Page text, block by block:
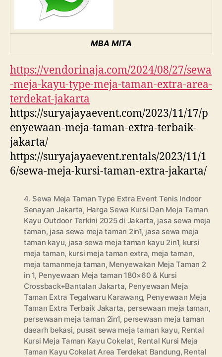
MBA MITA
https://vendorinaja.com/2024/08/27/sewa
-meja-kayu-type-meja-taman-extra-area-
terdekat-jakarta
https://suryajayaevent.com/2023/11/17/p
enyewaan-meja-taman-extra-terbaik-
jakarta/
https://suryajayaevent.rentals/2023/11/1
6/sewa-meja-kursi-taman-extra-jakarta/
4. Sewa Meja Taman Type Extra Event Tenis Indoor
Senayan Jakarta, Harga Sewa Kursi Dan Meja Taman
Kayu Outdoor Terkini 2025 di Jakarta, jasa sewa meja
taman, jasa sewa meja taman 2in1, jasa sewa meja
taman kayu, jasa sewa meja taman kayu 2in1, kursi
meja taman, kursi meja taman extra, meja taman,
meja tamanmeja taman, Menyewakan Meja Taman 2
in 1, Penyewaan Meja taman 180×60 & Kursi
Crossback+Bantalan Jakarta, Penyewaan Meja
Taman Extra Tegalwaru Karawang, Penyewaan Meja
Taman Extra Terbaik Jakarta, persewaan meja taman,
persewaan meja taman 2in1, persewaan meja taman
daearh bekasi, pusat sewa meja taman kayu, Rental
Kursi Meja Taman Kayu Cokelat, Rental Kursi Meja
Taman Kayu Cokelat Area Terdekat Bandung, Rental